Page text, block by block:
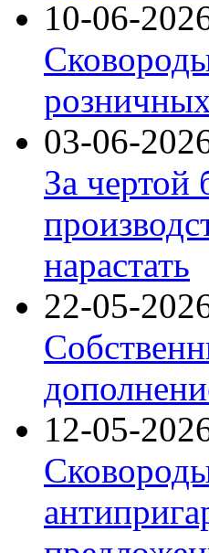
10-06-
03-06-
За чертой
нарастать
22-05-
12-05-